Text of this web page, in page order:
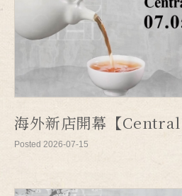
海外新店開幕【
Posted 2026-07-15